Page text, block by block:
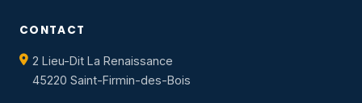
CONTACT
2 Lieu-Dit La Renaissance
45220 Saint-Firmin-des-Bois